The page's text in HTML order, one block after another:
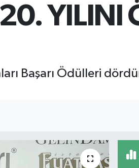
YILINI
Başarı Ödülleri